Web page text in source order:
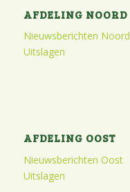
AFDELING NOORD
Nieuwsberichten Noord
Uitslagen
AFDELING OOST
Nieuwsberichten Oost
Uitslagen